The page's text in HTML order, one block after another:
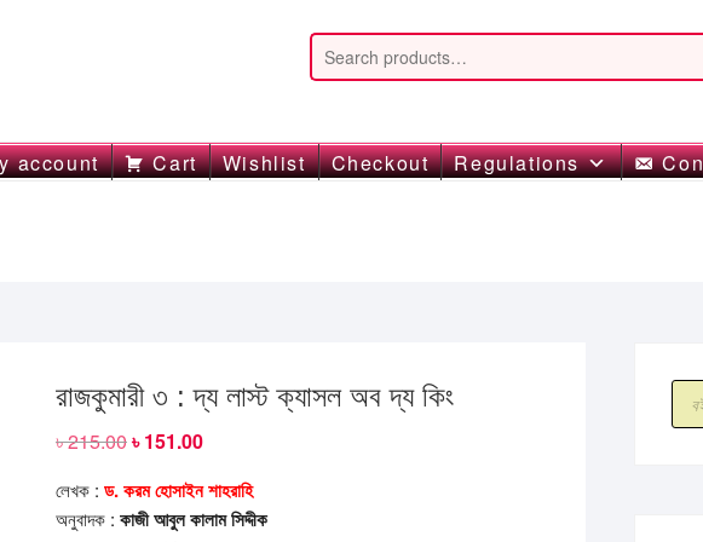
account Cart Wishlist Checkout Regulations
রাজকুমারী ৩ : দ্য লাস্ট ক্যাসল অব দ্য কিং
৳215.00Original
৳ 215.00.
৳151.00Current
৳ 151.00.
লেখক : ড. করম হোসাইন শাহরাহি
অনুবাদক : কাজী আবুল কালাম সিদ্দীক